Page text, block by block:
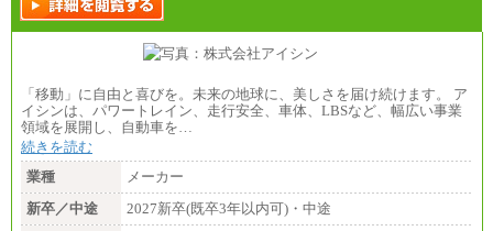
「移動」に自由と喜びを。未来の地球に、美しさを届け続けます。 ア
イシンは、パワートレイン、走行安全、車体、LBSなど、幅広い事業
領域を展開し、自動車を…
続きを読む
業種
メーカー
新卒／中途
2027新卒(既卒3年以内可)・中途